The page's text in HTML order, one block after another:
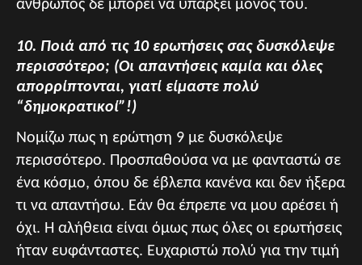
άνθρωπος δε μπορεί να υπάρξει μόνος του.
10. Ποιά από τις 10 ερωτήσεις σας δυσκόλεψε
περισσότερο; (Οι απαντήσεις καμία και όλες
απορρίπτονται, γιατί είμαστε πολύ
“δημοκρατικοί”!)
Νομίζω πως η ερώτηση 9 με δυσκόλεψε
περισσότερο. Προσπαθούσα να με φανταστώ σε
ένα κόσμο, όπου δε έβλεπα κανένα και δεν ήξερα
τι να απαντήσω. Εάν θα έπρεπε να μου αρέσει ή
όχι. Η αλήθεια είναι όμως πως όλες οι ερωτήσεις
ήταν ευφάνταστες. Ευχαριστώ πολύ για την τιμή